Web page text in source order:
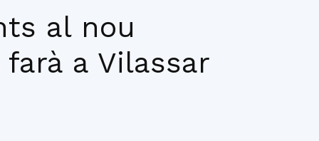
al nou
a Vilassar